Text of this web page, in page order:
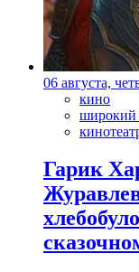
06 августа,
кино
широкий
Гарик